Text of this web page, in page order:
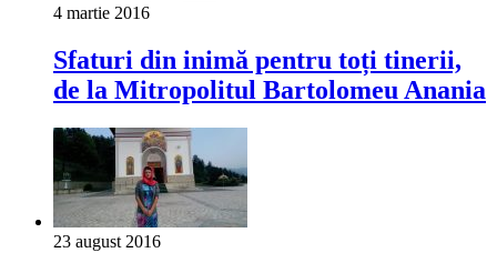
4 martie 2016
Sfaturi din inimă pentru toți tinerii,
de la Mitropolitul Bartolomeu Anania
23 august 2016